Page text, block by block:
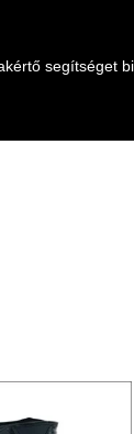
segítséget